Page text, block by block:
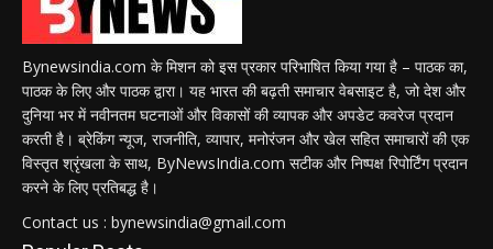
Bynewsindia.com के मिशन को इस प्रकार परिभाषित किया गया है – पाठक का,
पाठक के लिए और पाठक द्वारा। यह भारत की बढ़ती समाचार वेबसाइट है, जो देश और
दुनिया भर में नवीनतम घटनाओं और विकासों की व्यापक और अपडेट कवरेज प्रदान
करती है। ब्रेकिंग न्यूज, राजनीति, व्यापार, मनोरंजन और खेल सहित समाचारों की एक
विस्तृत श्रृंखला के साथ, ByNewsIndia.com सटीक और निष्पक्ष रिपोर्टिंग प्रदान
करने के लिए प्रतिबद्ध है।
Contact us : bynewsindia@gmail.com